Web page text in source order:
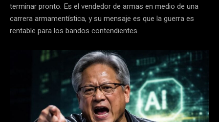
terminar pronto. Es el vendedor de armas en medio de una
carrera armamentística, y su mensaje es que la guerra es
rentable para los bandos contendientes.